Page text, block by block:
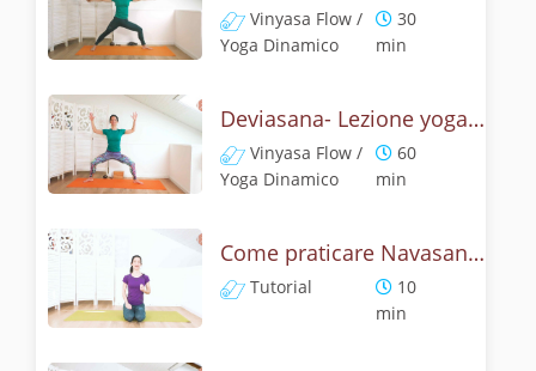
Vinyasa Flow /
Yoga Dinamico
30
min
Deviasana- Lezione yoga con la mitologia della posizione della Dea
Vinyasa Flow /
Yoga Dinamico
60
min
Come praticare Navasana, la posizione della barca? Tutorial
Tutorial
10
min